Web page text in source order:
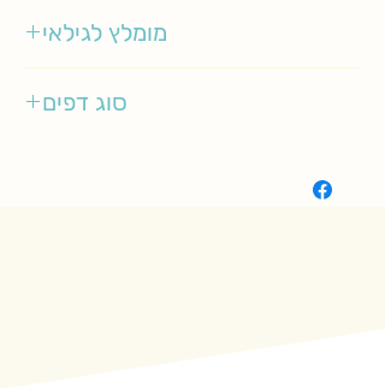
מומלץ לגילאי
סוג דפים